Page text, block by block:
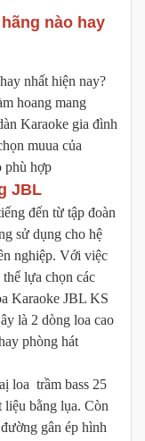
nào hay
nhất hiện nay?
hoang mang
Karaoke gia đình
muua của
phù hợp
JBL
đến từ tập đoàn
sử dụng cho hệ
nghiệp. Với việc
lựa chọn các
Karaoke JBL KS
là 2 dòng loa cao
phòng hát
loa trầm bass 25
liệu bằng lụa. Còn
gân ép hình